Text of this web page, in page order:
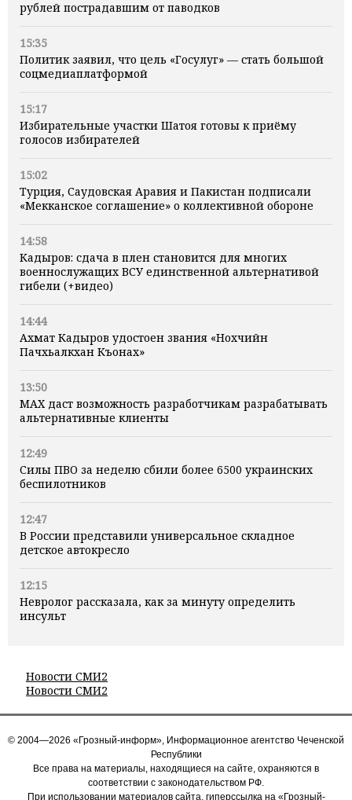
рублей пострадавшим от паводков
15:35
Политик заявил, что цель «Госулуг» — стать большой
соцмедиаплатформой
15:17
Избирательные участки Шатоя готовы к приёму
голосов избирателей
15:02
Турция, Саудовская Аравия и Пакистан подписали
«Мекканское соглашение» о коллективной обороне
14:58
Кадыров: сдача в плен становится для многих
военнослужащих ВСУ единственной альтернативой
гибели (+видео)
14:44
Ахмат Кадыров удостоен звания «Нохчийн
Пачхьалкхан Къонах»
13:50
MAX даст возможность разработчикам разрабатывать
альтернативные клиенты
12:49
Силы ПВО за неделю сбили более 6500 украинских
беспилотников
12:47
В России представили универсальное складное
детское автокресло
12:15
Невролог рассказала, как за минуту определить
инсульт
Новости СМИ2
Новости СМИ2
© 2004—2026 «Грозный-информ», Информационное агентство Чеченской
Республики
Все права на материалы, находящиеся на сайте, охраняются в
соответствии с законодательством РФ.
При использовании материалов сайта, гиперссылка на «Грозный-